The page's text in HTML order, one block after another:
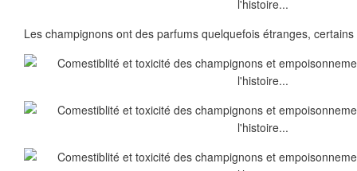
Les champignons ont des parfums quelquefois étranges,